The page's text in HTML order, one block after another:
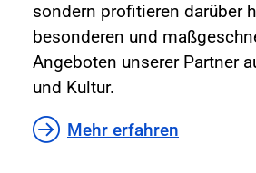
sondern profitieren darüber
besonderen und
Angeboten unserer Partner
und Kultur.
Mehr erfahren